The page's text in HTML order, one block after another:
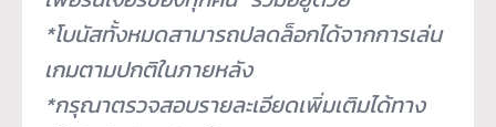
*โบนัสทั้งหมดสามารถปลดล็อกได้จากการเล่น
เกมตามปกติในภายหลัง
*กรุณาตรวจสอบรายละเอียดเพิ่มเติมได้ทาง